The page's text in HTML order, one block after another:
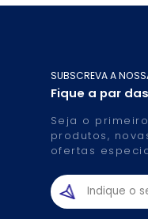
SUBSCREVA A
Fique a par
Seja o
produtos,
ofertas